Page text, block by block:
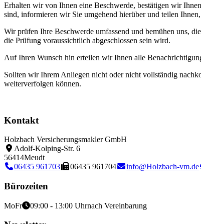
Erhalten wir von Ihnen eine Beschwerde, bestätigen wir
sind, informieren wir Sie umgehend hierüber und teilen
Wir prüfen Ihre Beschwerde umfassend und bemühen uns,
die Prüfung voraussichtlich abgeschlossen sein wird.
Auf Ihren Wunsch hin erteilen wir Ihnen alle
Sollten wir Ihrem Anliegen nicht oder nicht vollständig
weiterverfolgen können.
Kontakt
Holzbach Versicherungsmakler GmbH
Adolf-Kolping-Str. 6
56414Meudt
06435 961703
06435 961704 info@Holzbach-vm.de
Bürozeiten
MoFr 09:00 - 13:00 Uhrnach Vereinbarung